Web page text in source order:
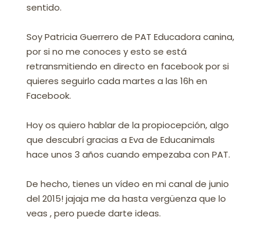
sentido.
Soy Patricia Guerrero de PAT Educadora canina,
por si no me conoces y esto se está
retransmitiendo en directo en facebook por si
quieres seguirlo cada martes a las 16h en
Facebook.
Hoy os quiero hablar de la propiocepción, algo
que descubrí gracias a Eva de Educanimals
hace unos 3 años cuando empezaba con PAT.
De hecho, tienes un vídeo en mi canal de junio
del 2015! jajaja me da hasta vergüenza que lo
veas , pero puede darte ideas.